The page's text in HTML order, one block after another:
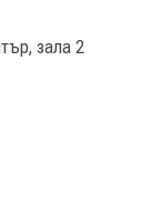
зала 2